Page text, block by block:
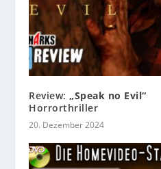
Review:„Speak no Evil“
Horrorthriller
20. Dezember 2024